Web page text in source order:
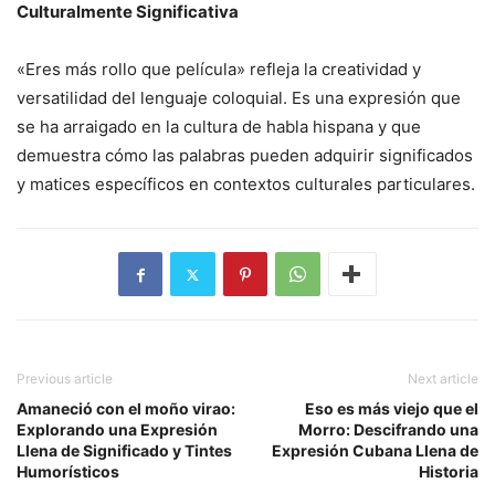
Culturalmente Significativa
«Eres más rollo que película» refleja la creatividad y
versatilidad del lenguaje coloquial. Es una expresión que
se ha arraigado en la cultura de habla hispana y que
demuestra cómo las palabras pueden adquirir significados
y matices específicos en contextos culturales particulares.
Previous article
Amaneció con el moño virao:
Explorando una Expresión
Llena de Significado y Tintes
Humorísticos
Next article
Eso es más viejo que el
Morro: Descifrando una
Expresión Cubana Llena de
Historia